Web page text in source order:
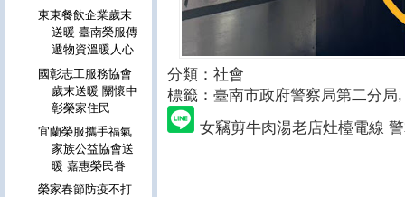
分類：社會
標籤： 臺南市政府警察局第二分局,
女竊剪牛肉湯老店灶檯電線
東東餐飲企業歲末
送暖 臺南榮服傳
遞物資溫暖人心
國彰志工服務協會
歲末送暖 關懷中
彰榮家住民
宜蘭榮服攜手福氣
家族公益協會送
暖 嘉惠榮民眷
榮家春節防疫不打